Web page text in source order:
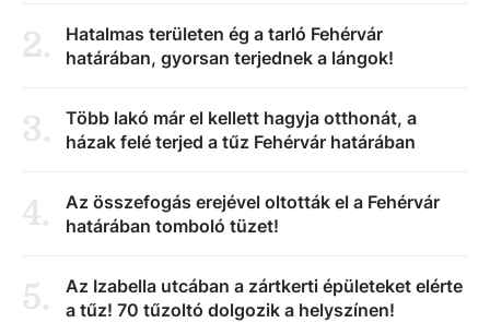
2.
Hatalmas területen ég a tarló Fehérvár
határában, gyorsan terjednek a lángok!
3.
Több lakó már el kellett hagyja otthonát, a
házak felé terjed a tűz Fehérvár határában
4.
Az összefogás erejével oltották el a Fehérvár
határában tomboló tüzet!
5.
Az Izabella utcában a zártkerti épületeket elérte
a tűz! 70 tűzoltó dolgozik a helyszínen!